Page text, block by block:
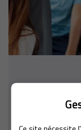
transports en